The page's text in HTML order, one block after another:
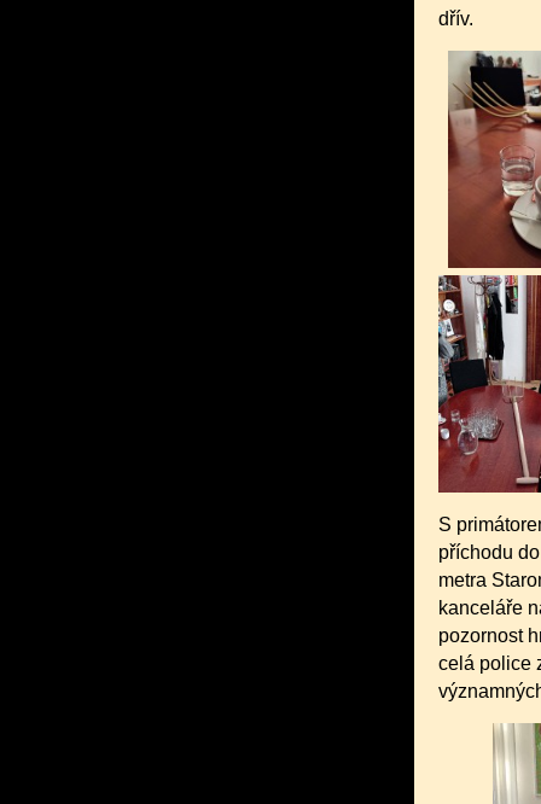
dřív.
S
příchodu
metra
kanceláře
pozornost
celá police